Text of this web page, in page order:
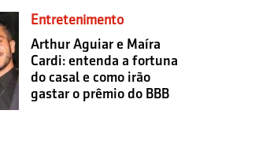
Entretenimento
Arthur Aguiar e Maíra
Cardi: entenda a fortuna
do casal e como irão
gastar o prêmio do BBB